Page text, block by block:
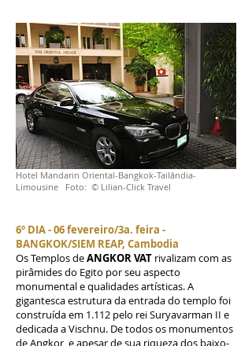
Hotel Mandarin Oriental-Bangkok-Tailândia-
Limousine Foto: © Lilian-Click Travel
6º DIA - 06 fevereiro/3a. feira -
BANGKOK/SIEM REAP, Cambodia
Os Templos deANGKOR VAT rivalizam com as
pirâmides do Egito por seu aspecto
monumental e qualidades artísticas. A
gigantesca estrutura da entrada do templo foi
construída em 1.112 pelo rei Suryavarman II e
dedicada a Vischnu. De todos os monumentos
de Angkor, e apesar de sua riqueza dos baixo-